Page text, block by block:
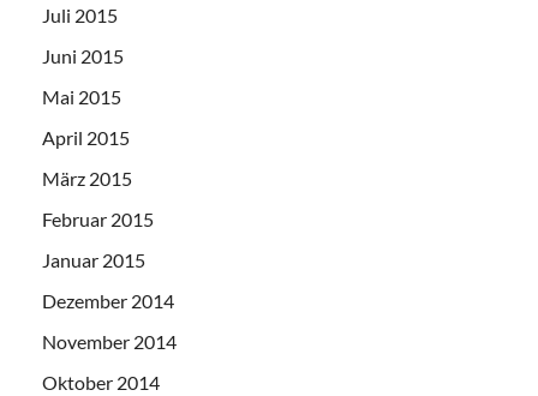
Juli 2015
Juni 2015
Mai 2015
April 2015
März 2015
Februar 2015
Januar 2015
Dezember 2014
November 2014
Oktober 2014